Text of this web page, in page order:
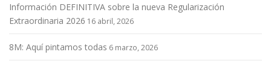
Información DEFINITIVA sobre la nueva Regularización
Extraordinaria 2026 16 abril, 2026
8M: Aquí pintamos todas 6 marzo, 2026